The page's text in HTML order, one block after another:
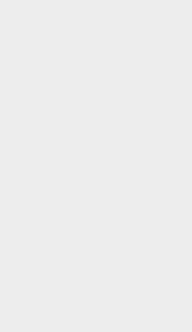
d.d. za naknadu
smetnji za mjesec
veleprodajnog
sporu između H1
d.d., kojim se
d.d. za naknadu
usluga i
2013. u odnosu na
linije, usluge
otklanjanju smetnji
lokalnoj petlji i uslugu
pristupa
se utvrđuje da je
komunikacijskoj